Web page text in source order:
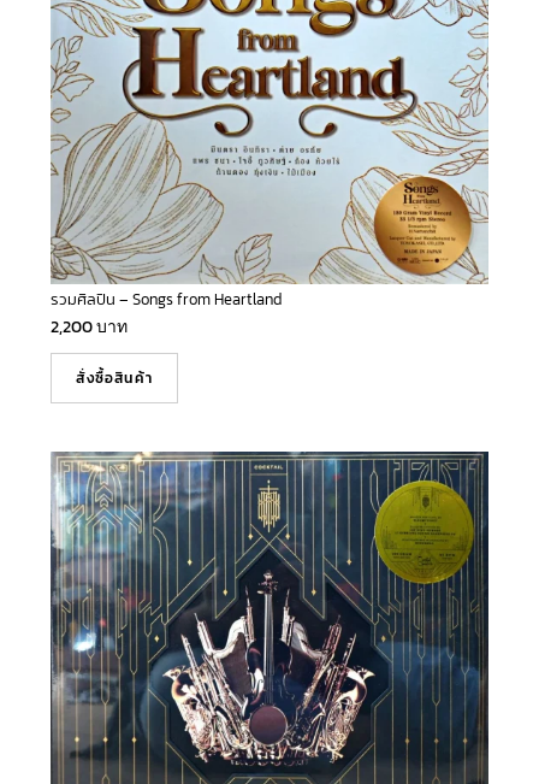
รวมศิลปิน – Songs from Heartland
2,200บาท
สั่งซื้อสินค้า